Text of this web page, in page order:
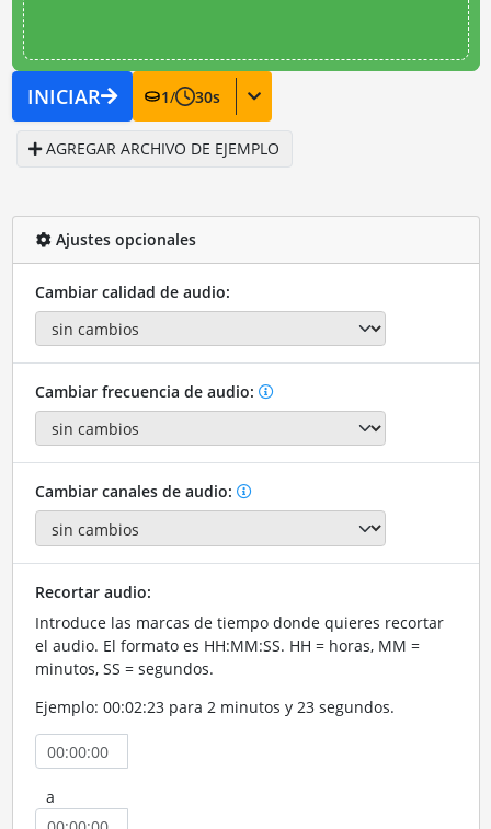
INICIAR 1/ 30s
AGREGAR ARCHIVO DE EJEMPLO
Ajustes opcionales
Cambiar calidad de audio:
Cambiar frecuencia de audio:
Cambiar canales de audio:
Recortar audio:
Introduce las marcas de tiempo donde quieres recortar
el audio. El formato es HH:MM:SS. HH = horas, MM =
minutos, SS = segundos.
Ejemplo: 00:02:23 para 2 minutos y 23 segundos.
a